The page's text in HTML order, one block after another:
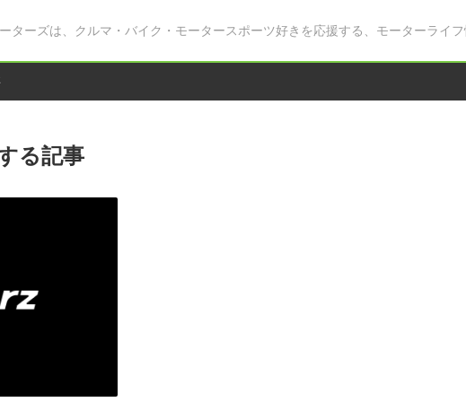
ターズは、クルマ・バイク・モータースポーツ好きを応援する、モーターライフ
る記事